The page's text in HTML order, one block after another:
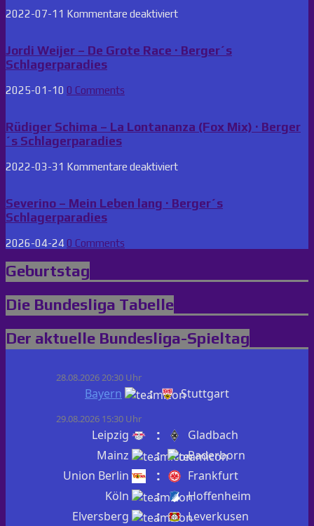
2022-07-11 Kommentare deaktiviertfür
–
Versprochen,
Berger
´s
Jordi Weijer – De Grote Race · Berger´s
Schlagerparadies
2025-01-10 0 Comments
Rüdiger Schima – La Lontananza (Fox Mix) · Berger
´s Schlagerparadies
2022-03-31 Kommentare deaktiviertfür
–
Mix)
´s
Severino – Mein Leben lang · Berger´s
Schlagerparadies
2026-04-24 0 Comments
Geburtstag
Die Bundesliga Tabelle
Der aktuelle Bundesliga-Spieltag
28.08.2026 20:30 Uhr
Bayern : Stuttgart
29.08.2026 15:30 Uhr
Leipzig :
Gladbach
Mainz
:
Paderborn
Union Berlin
:
Frankfurt
Köln
:
Hoffenheim
Elversberg
: Leverkusen